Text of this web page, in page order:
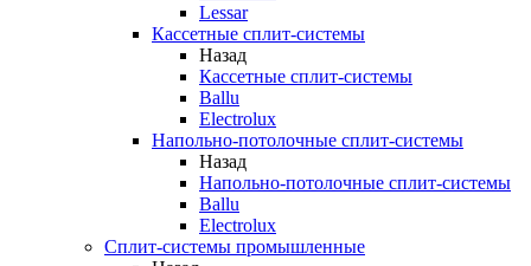
Lessar
Кассетные сплит-системы
Назад
Кассетные сплит-системы
Ballu
Electrolux
Напольно-потолочные сплит-системы
Назад
Напольно-потолочные сплит-системы
Ballu
Electrolux
Сплит-системы промышленные